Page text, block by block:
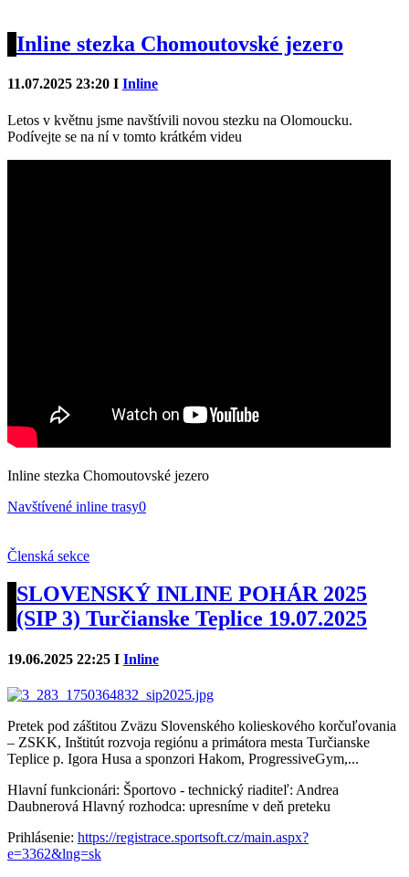
Inline stezka Chomoutovské jezero
11.07.2025 23:20 I Inline
Letos v květnu jsme navštívili novou stezku na Olomoucku.
Podívejte se na ní v tomto krátkém videu
Inline stezka Chomoutovské jezero
Navštívené inline trasy0
Členská sekce
SLOVENSKÝ INLINE POHÁR 2025
(SIP 3) Turčianske Teplice 19.07.2025
19.06.2025 22:25 I Inline
Pretek pod záštitou Zväzu Slovenského kolieskového korčuľovania
– ZSKK, Inštitút rozvoja regiónu a primátora mesta Turčianske
Teplice p. Igora Husa a sponzori Hakom, ProgressiveGym,...
Hlavní funkcionári: Športovo - technický riaditeľ: Andrea
Daubnerová Hlavný rozhodca: upresníme v deň preteku
Prihlásenie: https://registrace.sportsoft.cz/main.aspx?
e=3362&lng=sk